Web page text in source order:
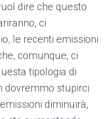
dire che questo
ci
le recenti emissioni
comunque, ci
tipologia di
dovremmo stupirci
diminuirà,